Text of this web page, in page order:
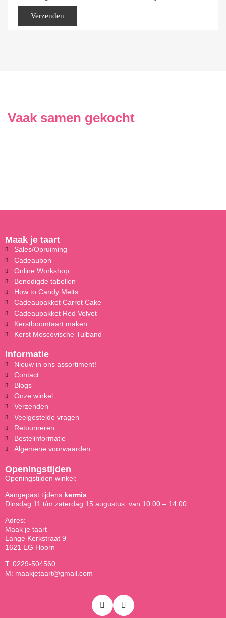
Vaak samen gekocht
Maak je taart
Sales/Opruiming
Cadeaubon
Online Workshop
Benodigde tabellen
How to Candy Melts
Cadeaupakket Carrot Cake
Cadeaupakket Red Velvet
Kerstboomtaart maken
Kerst Moscovische Tulband
Informatie
Nieuw in ons assortiment!
Contact
Blogs
Onze winkel
Verzenden
Veelgestelde vragen
Retourneren
Bestelinformatie
Algemene voorwaarden
Openingstijden
Openingstijden winkel:
Aangepast tijdens kermis:
Dinsdag 11 t/m zaterdag 15 augustus: van 10:00 – 14:00
Adres:
Maak je taart
Lange Kerkstraat 9
1621 EG Hoorn
T: 0229-504560
M: maakjetaart@gmail.com